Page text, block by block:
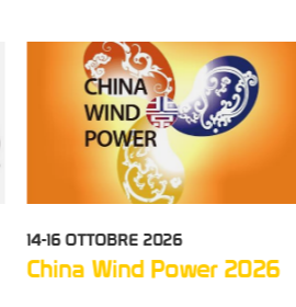
14-16 OTTOBRE 2026
China Wind Power 2026